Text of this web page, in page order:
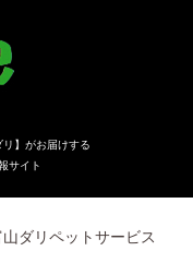
】がお届けする
サイト
ダリペットサービス